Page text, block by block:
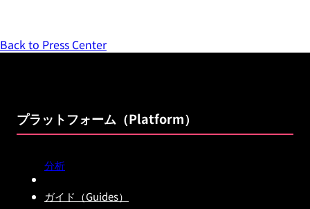
Back to Press Center
プラットフォーム（Platform）
分析
ガイド（Guides）